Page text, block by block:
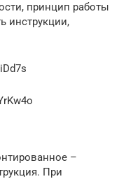
принцип работы
инструкции,
–
При